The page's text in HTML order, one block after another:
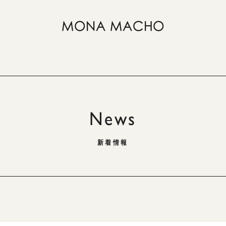
News
新着情報